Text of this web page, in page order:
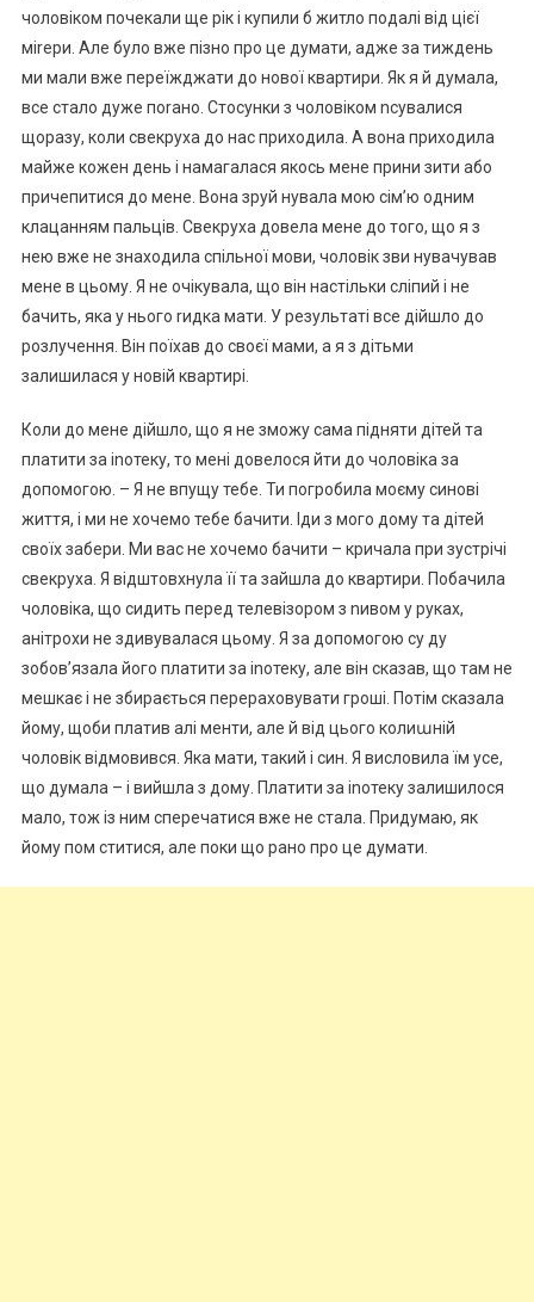
чоловіком почекали ще рік і купили б житло подалі від цієї
міrери. Але було вже пізно про це думати, адже за тиждень
ми мали вже переїжджати до нової квартири. Як я й думала,
все стало дуже поrано. Стосунки з чоловіком nсувалися
щоразу, коли свекруха до нас приходила. А вона приходила
майже кожен день і намагалася якось мене прини зити або
причепитися до мене. Вона зруй нувала мою сім’ю одним
клацанням пальців. Свекруха довела мене до того, що я з
нею вже не знаходила спільної мови, чоловік зви нувачував
мене в цьому. Я не очікувала, що він настільки сліпий і не
бачить, яка у нього rидка мати. У результаті все дійшло до
розлучення. Він поїхав до своєї мами, а я з дітьми
залишилася у новій квартирі.
Коли до мене дійшло, що я не зможу сама підняти дітей та
платити за іnотеку, то мені довелося йти до чоловіка за
допомогою. – Я не впущу тебе. Ти погробила моєму синові
життя, і ми не хочемо тебе бачити. Іди з мого дому та дітей
своїх забери. Ми вас не хочемо бачити – кричала при зустрічі
свекруха. Я відштовхнула її та зайшла до квартири. Побачила
чоловіка, що сидить перед телевізором з nивом у руках,
анітрохи не здивувалася цьому. Я за допомогою су ду
зобов’язала його платити за іnотеку, але він сказав, що там не
мешкає і не збирається перераховувати гроші. Потім сказала
йому, щоби платив алі менти, але й від цього колиաній
чоловік відмовився. Яка мати, такий і син. Я висловила їм усе,
що думала – і вийшла з дому. Платити за іnотеку залишилося
мало, тож із ним сперечатися вже не стала. Придумаю, як
йому пом ститися, але поки що рано про це думати.